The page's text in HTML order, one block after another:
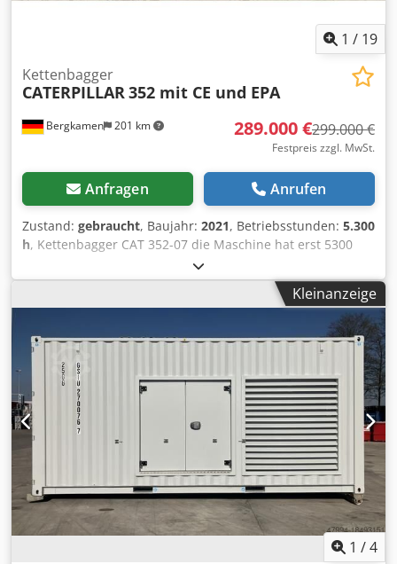
1 / 19
Bergkamen 201 km
Kettenbagger
CATERPILLAR352 mit CE und EPA
289.000 €299.000 €
Festpreis zzgl. MwSt.
Anfragen Anrufen
Zustand: gebraucht, Baujahr: 2021, Betriebsstunden: 5.300
h, Kettenbagger CAT 352-07 die Maschine hat erst 5300
Betriebsstunden und ist in guten Zustand Chsdpfxoyy
Hvxe Acysa Einsatzgewicht ca. 52.800 kg
Kleinanzeige
1 /4